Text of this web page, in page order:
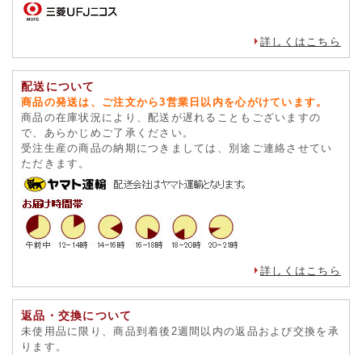
詳しくはこちら
配送について
商品の発送は、ご注文から3営業日以内を心がけています。
商品の在庫状況により、配送が遅れることもございますの
で、あらかじめご了承ください。
受注生産の商品の納期につきましては、別途ご連絡させてい
ただきます。
詳しくはこちら
返品・交換について
未使用品に限り、商品到着後2週間以内の返品および交換を承
ります。